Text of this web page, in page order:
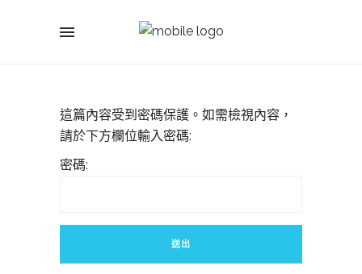
這篇內容受到密碼保護。如需檢視內容，
請於下方欄位輸入密碼:
密碼: